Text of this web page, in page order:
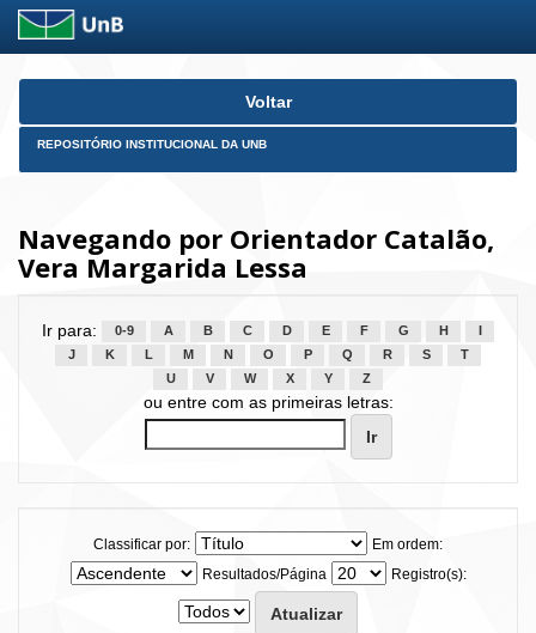
Skip
Voltar
REPOSITÓRIO INSTITUCIONAL DA UNB
Navegando por Orientador Catalão,
Vera Margarida Lessa
Ir para: 0-9 A B C D E F G H
J
K L M N O P Q R S
T
U
V W X Y Z
ou entre com as primeiras letras:
Classificar por:
Em ordem:
Resultados/Página
Registro(s):